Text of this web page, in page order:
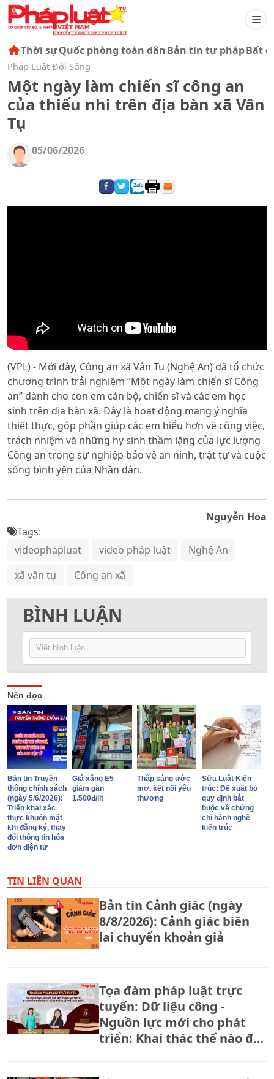
Thời sựQuốc phòng toàn dânBản tin tư phápBất
Pháp Luật Đời Sống
Một ngày làm chiến sĩ công an
của thiếu nhi trên địa bàn xã Vân
Tụ
05/06/2026
(VPL) - Mới đây, Công an xã Vân Tụ (Nghệ An) đã tổ chức
chương trình trải nghiệm “Một ngày làm chiến sĩ Công
an” dành cho con em cán bộ, chiến sĩ và các em học
sinh trên địa bàn xã. Đây là hoạt động mang ý nghĩa
thiết thực, góp phần giúp các em hiểu hơn về công việc,
trách nhiệm và những hy sinh thầm lặng của lực lượng
Công an trong sự nghiệp bảo vệ an ninh, trật tự và cuộc
sống bình yên của Nhân dân.
Nguyễn Hoa
Tags:
videophapluat
video pháp luật
Nghệ An
xã vân tụ
Công an xã
BÌNH LUẬN
Nên đọc
Bản tin Truyền
thông chính sách
(ngày 5/6/2026):
Triển khai xác
thực khuôn mặt
khi đăng ký, thay
đổi thông tin hóa
đơn điện tử
Giá xăng E5
giảm gần
1.500đ/lit
Thắp sáng ước
mơ, kết nối yêu
thương
Sửa Luật Kiến
trúc: Đề xuất bỏ
quy định bắt
buộc về chứng
chỉ hành nghề
kiến trúc
TIN LIÊN QUAN
Bản tin Cảnh giác (ngày
8/8/2026): Cảnh giác biên
lai chuyển khoản giả
Tọa đàm pháp luật trực
tuyến: Dữ liệu công -
Nguồn lực mới cho phát
triển: Khai thác thế nào để